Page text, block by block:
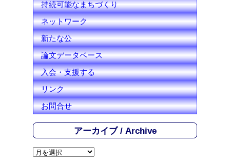
持続可能なまちづくり
ネットワーク
新たな公
論文データベース
入会・支援する
リンク
お問合せ
アーカイブ / Archive
ア